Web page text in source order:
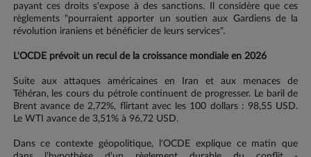
payant ces droits s'expose à des sanctions. Il considère que ces
règlements "pourraient apporter un soutien aux Gardiens de la
révolution iraniens et bénéficier de leurs services".
L'OCDE prévoit un recul de la croissance mondiale en 2026
Suite aux attaques américaines en Iran et aux menaces de
Téhéran, les cours du pétrole continuent de progresser. Le baril de
Brent avance de 2,72%, flirtant avec les 100 dollars : 98,55 USD.
Le WTI avance de 3,51% à 96,72 USD.
Dans ce contexte géopolitique, l'OCDE explique ce matin que